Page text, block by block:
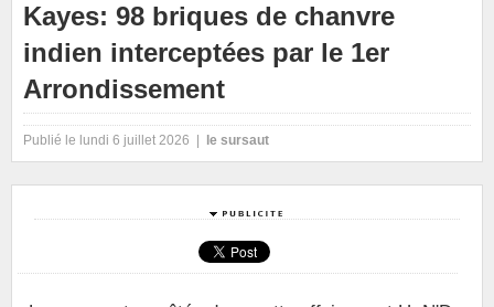
Kayes: 98 briques de chanvre
indien interceptées par le 1er
Arrondissement
Publié le lundi 6 juillet 2026 | le sursaut